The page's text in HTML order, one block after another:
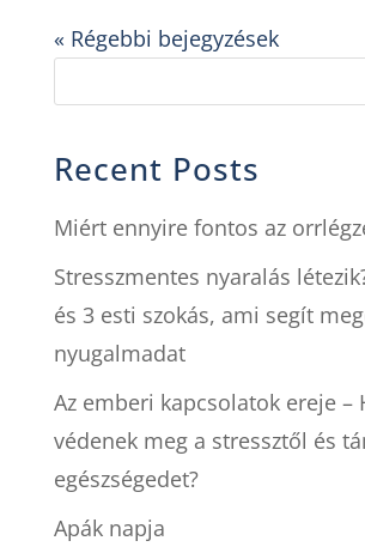
« Régebbi bejegyzések
Recent Posts
Miért ennyire fontos az
Stresszmentes nyaralás
és 3 esti szokás, ami segít
nyugalmadat
Az emberi kapcsolatok ereje –
védenek meg a stressztől és
egészségedet?
Apák napja